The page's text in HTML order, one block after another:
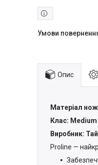
Опис
Матеріал
Клас:
Виробник:
Proline —